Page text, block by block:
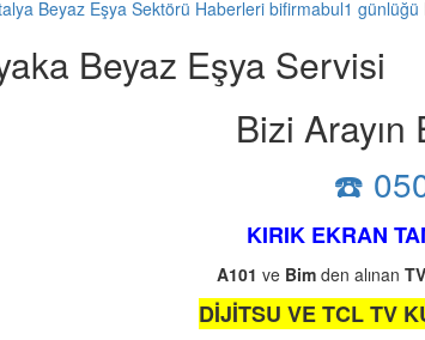
Beyaz Eşya Sektörü Haberleri bifirmabul1 günlüğü
Beyaz Eşya Servisi
Bizi
☎️
KIRIK EKRAN
A101 ve Bim den alınan TV
DİJİTSU VE TCL TV